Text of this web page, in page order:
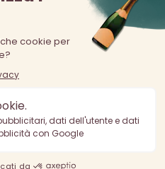
minori di 18 anni. L'abuso di